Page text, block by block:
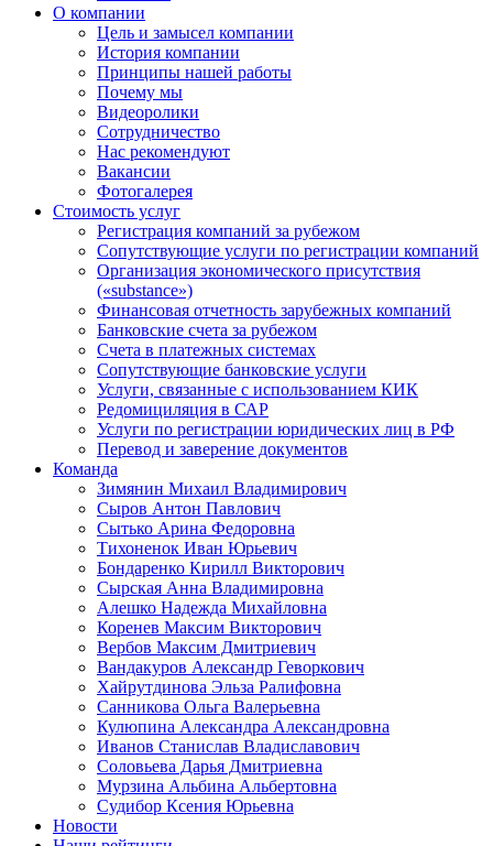
О компании
Цель и замысел компании
История компании
Принципы нашей работы
Почему мы
Видеоролики
Сотрудничество
Нас рекомендуют
Вакансии
Фотогалерея
Стоимость услуг
Регистрация компаний за рубежом
Сопутствующие услуги по регистрации компаний
Организация экономического присутствия
(«substance»)
Финансовая отчетность зарубежных компаний
Банковские счета за рубежом
Счета в платежных системах
Сопутствующие банковские услуги
Услуги, связанные с использованием КИК
Редомициляция в САР
Услуги по регистрации юридических лиц в РФ
Перевод и заверение документов
Команда
Зимянин Михаил Владимирович
Сыров Антон Павлович
Сытько Арина Федоровна
Тихоненок Иван Юрьевич
Бондаренко Кирилл Викторович
Сырская Анна Владимировна
Алешко Надежда Михайловна
Коренев Максим Викторович
Вербов Максим Дмитриевич
Вандакуров Александр Геворкович
Хайрутдинова Эльза Ралифовна
Санникова Ольга Валерьевна
Кулюпина Александра Александровна
Иванов Станислав Владиславович
Соловьева Дарья Дмитриевна
Мурзина Альбина Альбертовна
Судибор Ксения Юрьевна
Новости